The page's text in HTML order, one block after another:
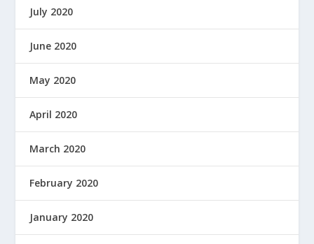
July 2020
June 2020
May 2020
April 2020
March 2020
February 2020
January 2020